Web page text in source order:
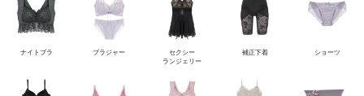
ナイトブラ ブラジャー
セクシー
ランジェリー
補正下着 ショーツ